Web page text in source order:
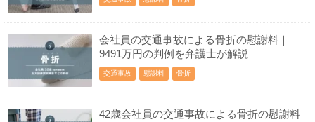
会社員の交通事故による骨折の慰謝料｜
9491万円の判例を弁護士が解説
交通事故 慰謝料 骨折
42歳会社員の交通事故による骨折の慰謝料